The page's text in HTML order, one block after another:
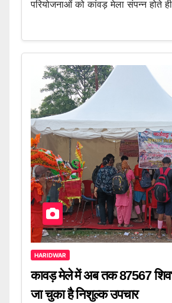
परियोजनाओं को कांवड़ मेला संपन्न होते
HARIDWAR
कावड़ मेले में अब तक 87567
जा चुका है निशुल्क उपचार